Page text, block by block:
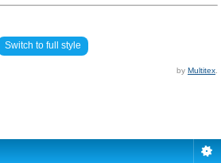
Switch to full style
by Multitex